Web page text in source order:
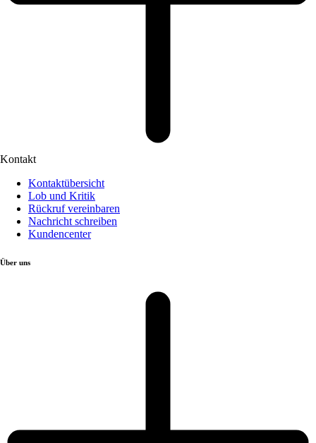
Kontakt
Kontaktübersicht
Lob und Kritik
Rückruf vereinbaren
Nachricht schreiben
Kundencenter
Über uns